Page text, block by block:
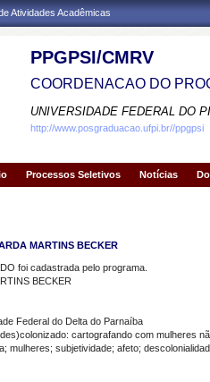
Atividades Acadêmicas
PPGPSI/CMRV
COORDENACAO DO
UNIVERSIDADE FEDERAL DO
http://www.posgraduacao.ufpi.br//ppgpsi
Processos Seletivos Notícias
MARTINS BECKER
foi cadastrada pelo programa.
BECKER
Federal do Delta do Parnaíba
cartografando com mulheres
mulheres; subjetividade; afeto;